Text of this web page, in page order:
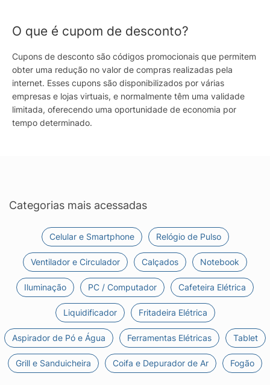
O que é cupom de desconto?
Cupons de desconto são códigos promocionais que permitem
obter uma redução no valor de compras realizadas pela
internet. Esses cupons são disponibilizados por várias
empresas e lojas virtuais, e normalmente têm uma validade
limitada, oferecendo uma oportunidade de economia por
tempo determinado.
Categorias mais acessadas
Celular e Smartphone Relógio de Pulso
Ventilador e Circulador Calçados Notebook
Iluminação PC / Computador Cafeteira Elétrica
Liquidificador Fritadeira Elétrica
Aspirador de Pó e Água Ferramentas Elétricas Tablet
Grill e Sanduicheira Coifa e Depurador de Ar Fogão